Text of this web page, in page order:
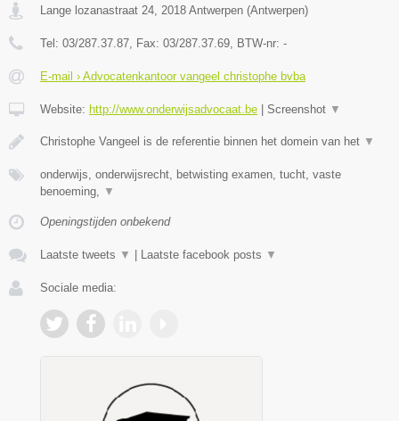
Lange lozanastraat 24 2018 Antwerpen (Antwerpen)
Tel: 03/287.37.87 , Fax: 03/287.37.69 , BTW-nr: -
E-mail › Advocatenkantoor vangeel christophe bvba
Website: http://www.onderwijsadvocaat.be Screenshot ▼
Christophe Vangeel is de referentie binnen het domein van het ▼
onderwijs, onderwijsrecht, betwisting examen, tucht, vaste
benoeming,
▼
Openingstijden onbekend
Laatste tweets ▼ Laatste facebook posts ▼
Sociale media: